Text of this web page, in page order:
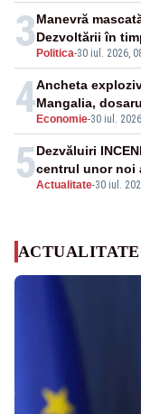
3 Politica-30 iul. 2026,
Manevră
Dezvoltării în
4 Economie-30 iul.
Ancheta
Mangalia,
5Actualitate-30 iul.
Dezvăluiri
centrul unor noi
ACTUALITATE